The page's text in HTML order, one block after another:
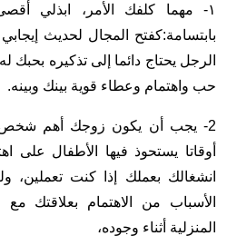
١- مهما كلفك الأمر، ابذلي
بابتسامة:كفتح المجال لحديث
الرجل يحتاج دائما إلى تذكيره بحبك
حب واهتمام وعطاء قوية بينك وبينه.
2- يجب أن يكون زوجك أهم
أوقاتا يستحوذ فيها الأطفال
انشغالك بعملك إذا كنت تعملين،
الأسباب من الاهتمام بعلاقتك
المنزلية أثناء وجوده،